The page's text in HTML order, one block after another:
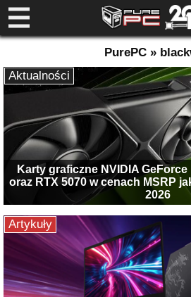
PurePC »
Karty graficzne NVIDIA GeForce
oraz RTX 5070 w cenach MSRP
2026
Aktualności
Artykuły